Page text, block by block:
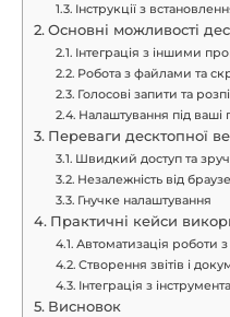
Інструкції з
Основні можливості
Інтеграція з іншими
Робота з файлами та
Голосові запити та
Налаштування під ваші
Переваги десктопної
Швидкий доступ та
Незалежність від
Гнучке налаштування
Практичні кейси
Автоматизація роботи
Створення звітів і
Інтеграція з
Висновок